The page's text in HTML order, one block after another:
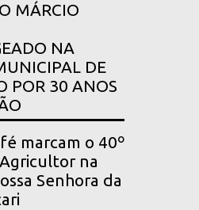
MÁRCIO
NA
DE
POR 30 ANOS
marcam o 40º
na
Senhora da